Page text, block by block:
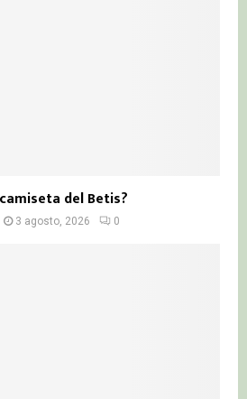
del Betis?
3 agosto, 2026 0